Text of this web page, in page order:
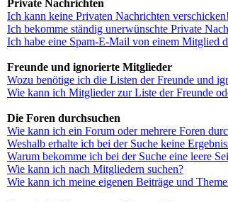
Private Nachrichten
Ich kann keine Privaten Nachrichten verschicken!
Ich bekomme ständig unerwünschte Private
Ich habe eine Spam-E-Mail von einem Mitglied
Freunde und ignorierte Mitglieder
Wozu benötige ich die Listen der Freunde und
Wie kann ich Mitglieder zur Liste der Freunde
Die Foren durchsuchen
Wie kann ich ein Forum oder mehrere Foren
Weshalb erhalte ich bei der Suche keine
Warum bekomme ich bei der Suche eine leere
Wie kann ich nach Mitgliedern suchen?
Wie kann ich meine eigenen Beiträge und